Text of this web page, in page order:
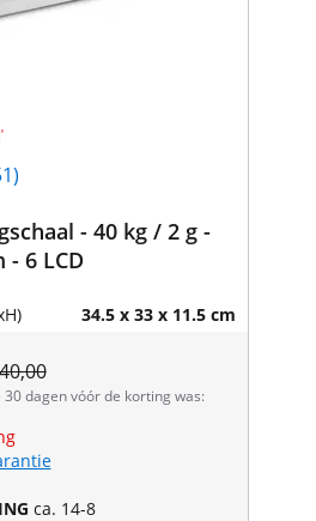
- 40 kg / 2 g -
- 6 LCD
34.5 x 33 x 11.5 cm
dagen vóór de korting was:
ca. 14-8